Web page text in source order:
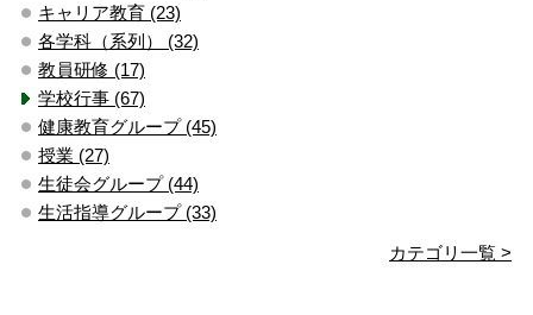
キャリア教育 (23)
各学科（系列） (32)
教員研修 (17)
学校行事 (67)
健康教育グループ (45)
授業 (27)
生徒会グループ (44)
生活指導グループ (33)
カテゴリ一覧 >